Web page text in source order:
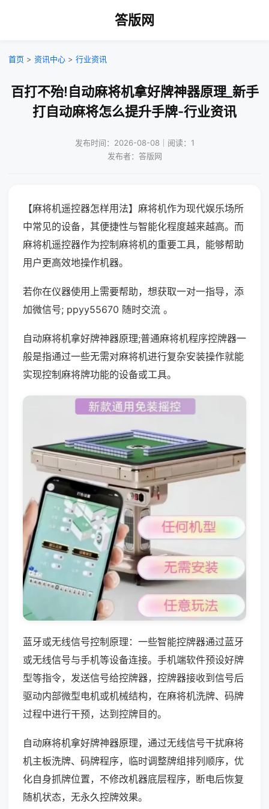
答版网
首页 > 资讯中心 > 行业资讯
百打不殆!自动麻将机拿好牌神器原理_新手
打自动麻将怎么提升手牌-行业资讯
发布时间：2026-08-08｜阅读：1
发布者：答版网
【麻将机遥控器怎样用法】麻将机作为现代娱乐场所
中常见的设备，其便捷性与智能化程度越来越高。而
麻将机遥控器作为控制麻将机的重要工具，能够帮助
用户更高效地操作机器。
若你在仪器使用上需要帮助，想获取一对一指导，添
加微信号; ppyy55670 随时交流 。
自动麻将机拿好牌神器原理;普通麻将机程序控牌器一
般是指通过一些无需对麻将机进行复杂安装操作就能
实现控制麻将牌功能的设备或工具。
蓝牙或无线信号控制原理：一些智能控牌器通过蓝牙
或无线信号与手机等设备连接。手机端软件预设好牌
型等指令，发送信号给控牌器，控牌器接收到信号后
驱动内部微型电机或机械结构，在麻将机洗牌、码牌
过程中进行干预，达到控牌目的。
自动麻将机拿好牌神器原理，通过无线信号干扰麻将
机主板洗牌、码牌程序，临时调整牌组排列顺序，优
化自身抓牌位置，不修改机器底层程序，断电后恢复
随机状态，无永久控牌效果。